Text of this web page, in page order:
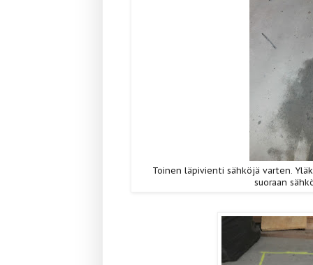
Toinen läpivienti sähköjä varten.
suoraan